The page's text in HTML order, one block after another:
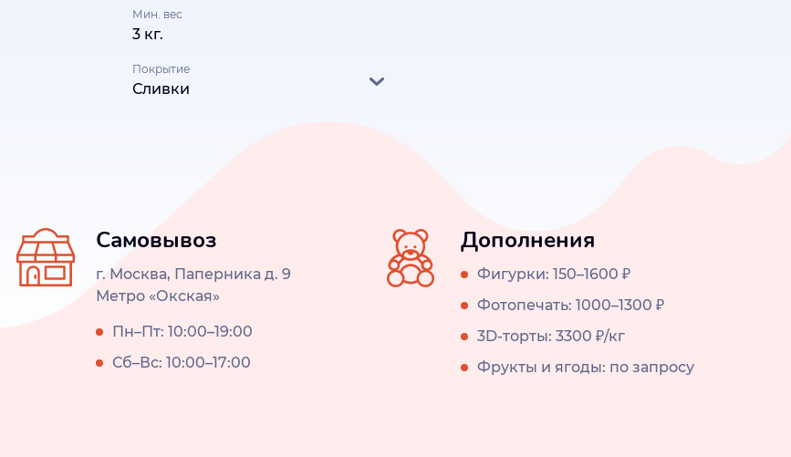
Мин. вес
3 кг.
Покрытие
Сливки
Самовывоз
г. Москва, Паперника д. 9
Метро «Окская»
Пн–Пт: 10:00–19:00
Сб–Вс: 10:00–17:00
Дополнения
Фигурки: 150–1600 ₽
Фотопечать: 1000–1300 ₽
3D-торты: 3300 ₽/кг
Фрукты и ягоды: по запросу